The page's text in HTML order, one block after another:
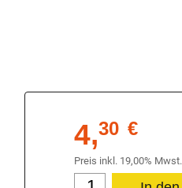
4,30 €
Preis inkl. 19,00% Mwst.